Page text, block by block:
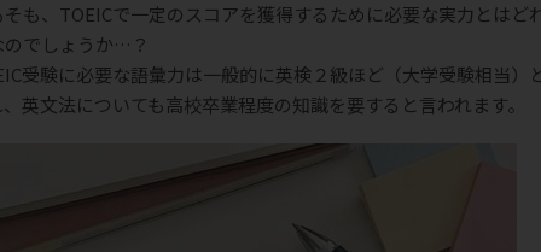
も、TOEICで一定のスコアを獲得するために必要な実力とはど
のでしょうか…？
受験に必要な語彙力は一般的に英検２級ほど（大学受験相当）
英文法についても高校卒業程度の知識を要すると言われます。